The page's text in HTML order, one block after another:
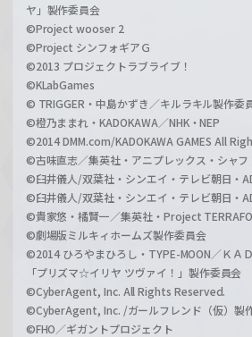
ヤ」製作委員会
©Project wooser 2
©Project シンフォギアＧ
©2013 プロジェクトラブライブ！
©KLabGames
© TRIGGER・中島かずき／キルラキル製作委
©橙乃ままれ・KADOKAWA／NHK・NEP
©2014 DMM.com/KADOKAWA GAMES All
©古味直志／集英社・アニプレックス・シャフ
©臼井儀人/双葉社・シンエイ・テレビ朝日・
©臼井儀人/双葉社・シンエイ・テレビ朝日・
©貴家悠・橘賢一／集英社・Project
©劇場版ミルキィホームズ製作委員会
©2014 ひろやまひろし・TYPE-MOON／ＫＡ
「プリズマ☆イリヤ ツヴァイ！」製作委員会
©CyberAgent, Inc. All Rights Reserved.
©CyberAgent, Inc. /ガールフレンド（仮）製
©FHO／ギガントプロジェクト